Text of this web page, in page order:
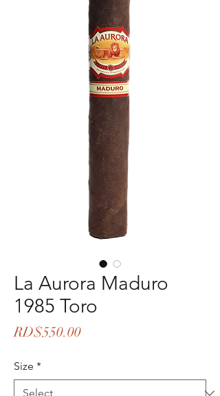
La Aurora Maduro
1985 Toro
RD$550.00Price
Size *